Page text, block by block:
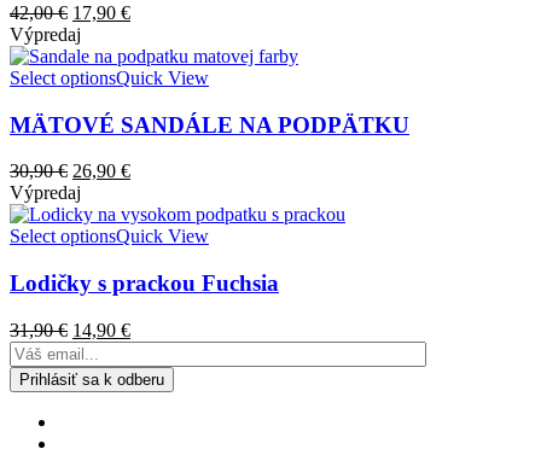
42,00€ 17,90 €
Výpredaj
Select optionsQuick View
MÄTOVÉ SANDÁLE NA PODPÄTKU
30,90€ 26,90 €
Výpredaj
Select optionsQuick View
Lodičky s prackou Fuchsia
31,90€ 14,90 €